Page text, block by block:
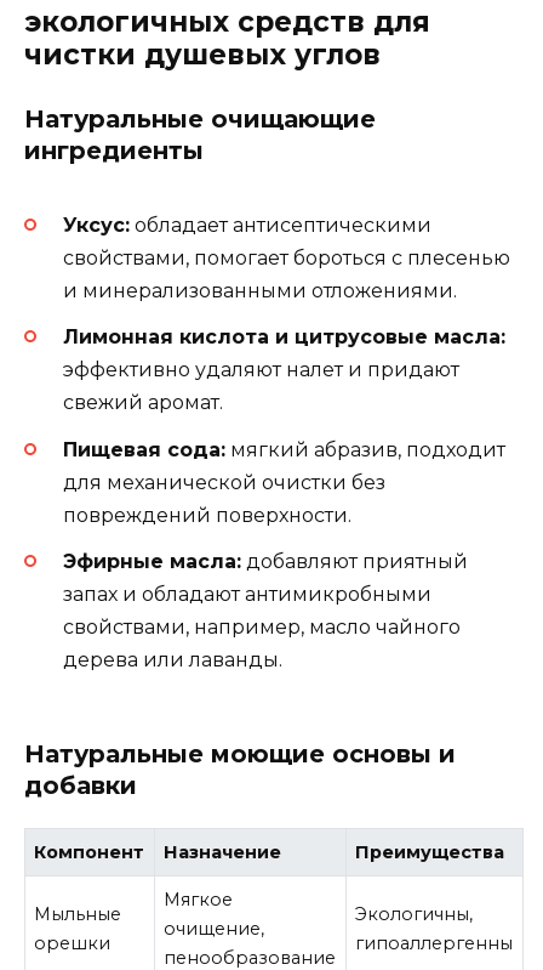
экологичных средств для
чистки душевых углов
Натуральные очищающие
ингредиенты
Уксус: обладает антисептическими
свойствами, помогает бороться с плесенью
и минерализованными отложениями.
Лимонная кислота и цитрусовые масла:
эффективно удаляют налет и придают
свежий аромат.
Пищевая сода: мягкий абразив, подходит
для механической очистки без
повреждений поверхности.
Эфирные масла: добавляют приятный
запах и обладают антимикробными
свойствами, например, масло чайного
дерева или лаванды.
Натуральные моющие основы и
добавки
Компонент Назначение Преимущества
Мыльные
орешки
Мягкое
очищение,
пенообразование
Экологичны,
гипоаллергенны